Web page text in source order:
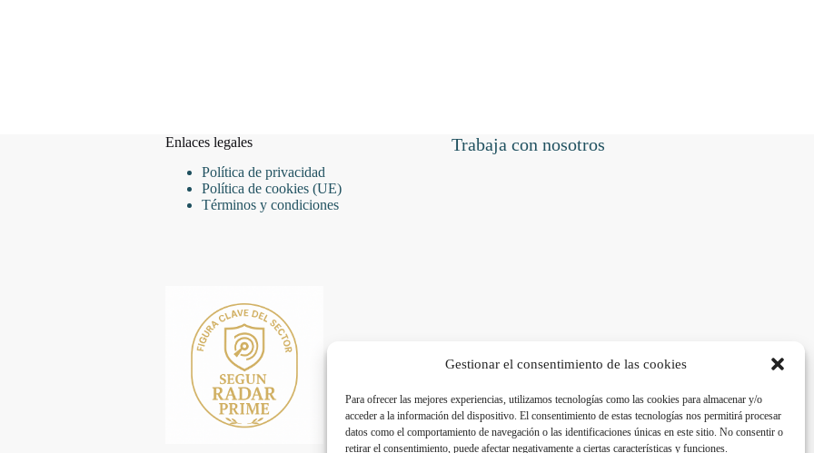
Gestionar el consentimiento de las cookies
Para ofrecer las mejores experiencias, utilizamos tecnologías como las cookies para almacenar y/o
acceder a la información del dispositivo. El consentimiento de estas tecnologías nos permitirá procesar
datos como el comportamiento de navegación o las identificaciones únicas en este sitio. No consentir o
retirar el consentimiento, puede afectar negativamente a ciertas características y funciones.
Enlaces legales
Política de privacidad
Política de cookies (UE)
Términos y condiciones
Trabaja con nosotros